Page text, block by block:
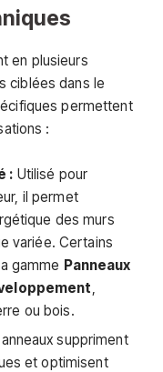
en plusieurs
ciblées dans le
permettent
:
: Utilisé pour
il permet
des murs
variée. Certains
gamme Panneaux
,
ou bois.
suppriment
et optimisent